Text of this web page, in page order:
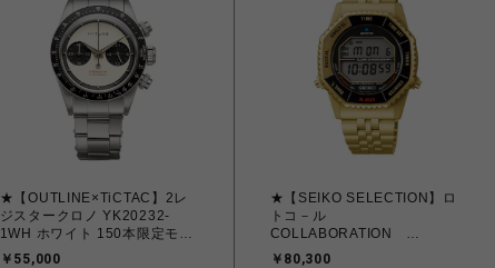
★【OUTLINE×TiCTAC】2レ
ジスタークロノ YK20232-
1WH ホワイト 150本限定モデ
ル OUTLINE x TiCTAC
￥55,000
★【SEIKO SELECTION】ロ
トコ－ル
COLLABORATION
MODEL SBJG024 HIBITO
￥80,300